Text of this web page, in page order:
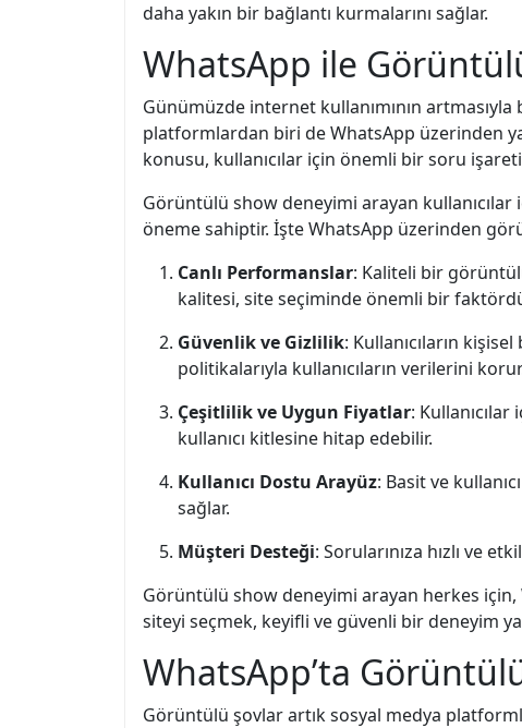
daha yakın bir bağlantı kurmalarını sağlar.
WhatsApp ile
Günümüzde internet kullanımının
platformlardan biri de WhatsApp üzerinden
konusu, kullanıcılar için önemli bir soru
Görüntülü show deneyimi arayan
öneme sahiptir. İşte WhatsApp üzerinden
Canlı Performanslar: Kaliteli bir
kalitesi, site seçiminde önemli bir
Güvenlik ve Gizlilik: Kullanıcıların
politikalarıyla kullanıcıların verilerini
Çeşitlilik ve Uygun Fiyatlar:
kullanıcı kitlesine hitap edebilir.
Kullanıcı Dostu Arayüz: Basit ve
sağlar.
Müşteri Desteği: Sorularınıza hızlı ve
Görüntülü show deneyimi arayan herkes
siteyi seçmek, keyifli ve güvenli bir deneyim
WhatsApp’ta
Görüntülü şovlar artık sosyal medya